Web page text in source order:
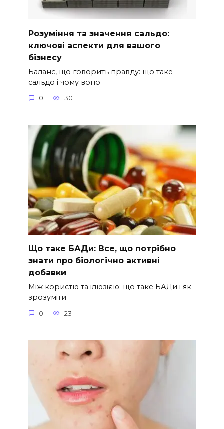
Розуміння та значення сальдо:
ключові аспекти для вашого
бізнесу
Баланс, що говорить правду: що таке
сальдо і чому воно
0 30
Що таке БАДи: Все, що потрібно
знати про біологічно активні
добавки
Між користю та ілюзією: що таке БАДи і як
зрозуміти
0 23